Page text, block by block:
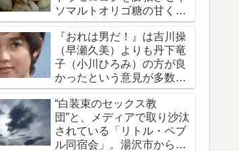
ソマルトオリゴ糖の甘く軽
い味がついたお菓子
『おれは男だ！』は吉川操
（早瀬久美）よりも丹下竜
子（小川ひろみ）の方が良
かったという意見が多数で
ある理由を考える
“白装束のセックス教
団”と、メディアで取り沙汰
されている「リトル・ペブ
ル同宿会」。湯沢市から上